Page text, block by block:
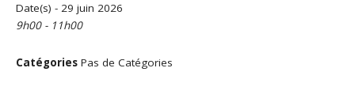
Date(s) - 29 juin 2026
9h00 - 11h00
Catégories Pas de Catégories